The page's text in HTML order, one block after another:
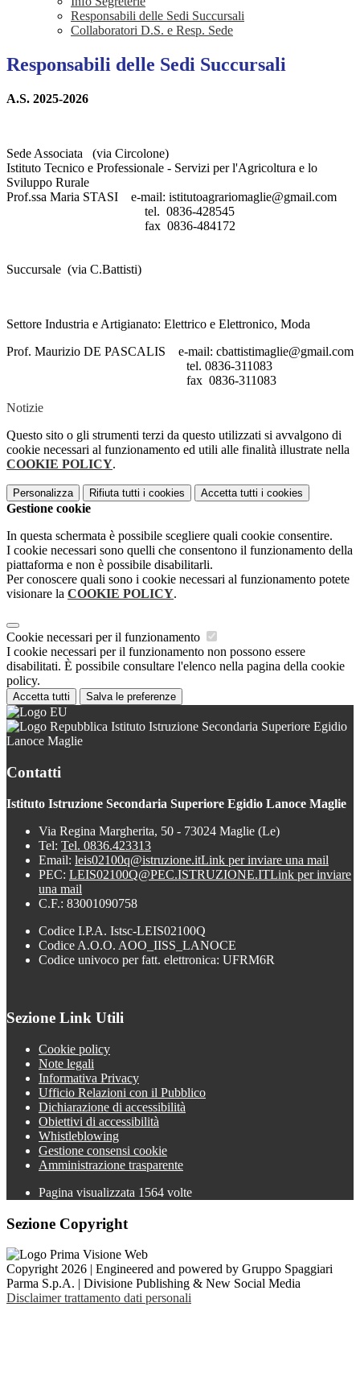
Responsabili delle Sedi Succursali
Collaboratori D.S. e Resp. Sede
Responsabili delle Sedi Succursali
A.S. 2025-2026
Sede Associata (via Circolone)
Istituto Tecnico e Professionale - Servizi per l'Agricoltura e lo
Sviluppo Rurale
Prof.ssa Maria STASI e-mail: istitutoagrariomaglie@gmail.com
tel. 0836-428545
fax 0836-484172
Succursale (via C.Battisti)
Settore Industria e Artigianato: Elettrico e Elettronico, Moda
Prof. Maurizio DE PASCALIS e-mail: cbattistimaglie@gmail.com
tel. 0836-311083
fax 0836-311083
Notizie
Questo sito o gli strumenti terzi da questo utilizzati si avvalgono di
cookie necessari al funzionamento ed utili alle finalità illustrate nella
COOKIE POLICY.
Personalizza Rifiuta tutti i cookies Accetta tutti i cookies
Gestione cookie
In questa schermata è possibile scegliere quali cookie consentire.
I cookie necessari sono quelli che consentono il funzionamento della
piattaforma e non è possibile disabilitarli.
Per conoscere quali sono i cookie necessari al funzionamento potete
visionare la COOKIE POLICY.
Cookie necessari per il funzionamento
I cookie necessari per il funzionamento non possono essere
disabilitati. È possibile consultare l'elenco nella pagina della cookie
policy.
Accetta tutti Salva le preferenze
Istituto Istruzione Secondaria Superiore Egidio
Lanoce Maglie
Contatti
Istituto Istruzione Secondaria Superiore Egidio Lanoce Maglie
Via Regina Margherita, 50 - 73024 Maglie (Le)
Tel: Tel. 0836.423313
Email: leis02100q@istruzione.itLink per inviare una mail
PEC: LEIS02100Q@PEC.ISTRUZIONE.ITLink per inviare
una mail
C.F.: 83001090758
Codice I.P.A. Istsc-LEIS02100Q
Codice A.O.O. AOO_IISS_LANOCE
Codice univoco per fatt. elettronica: UFRM6R
Sezione Link Utili
Cookie policy
Note legali
Informativa Privacy
Ufficio Relazioni con il Pubblico
Dichiarazione di accessibilità
Obiettivi di accessibilità
Whistleblowing
Gestione consensi cookie
Amministrazione trasparente
Pagina visualizzata 1564 volte
Sezione Copyright
Copyright 2026 | Engineered and powered by Gruppo Spaggiari
Parma S.p.A. | Divisione Publishing & New Social Media
Disclaimer trattamento dati personali